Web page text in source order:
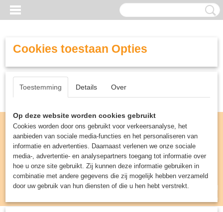
Inloggen Registreren
UW WINKELWAGEN
(0)
Cookies toestaan Opties
Toestemming Details Over
Op deze website worden cookies gebruikt
Cookies worden door ons gebruikt voor verkeersanalyse, het
aanbieden van sociale media-functies en het personaliseren van
informatie en advertenties. Daarnaast verlenen we onze sociale
media-, advertentie- en analysepartners toegang tot informatie over
hoe u onze site gebruikt. Zij kunnen deze informatie gebruiken in
combinatie met andere gegevens die zij mogelijk hebben verzameld
door uw gebruik van hun diensten of die u hen hebt verstrekt.